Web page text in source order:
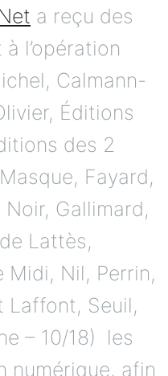
a reçu des
l’opération
Calmann-
Éditions
des 2
Fayard,
Gallimard,
Lattès,
Midi, Nil, Perrin,
Laffont, Seuil,
– 10/18) les
numérique, afin